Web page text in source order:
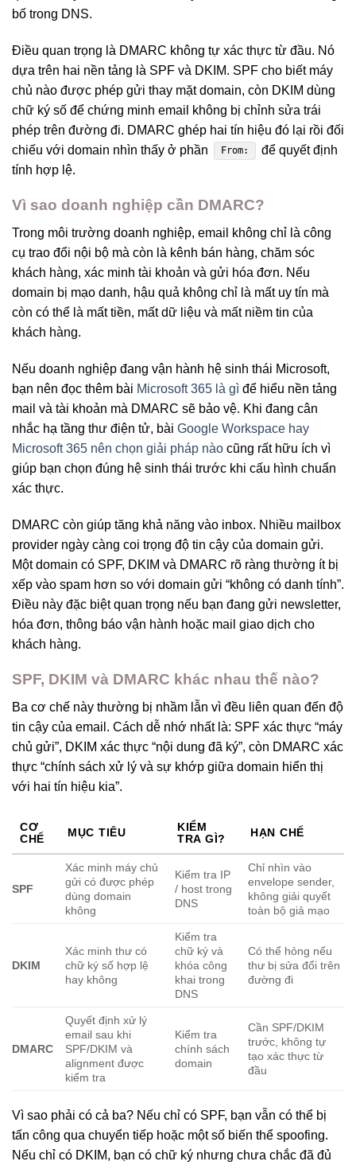
bố trong DNS.
Điều quan trọng là DMARC không tự xác thực từ đầu. Nó
dựa trên hai nền tảng là SPF và DKIM. SPF cho biết máy
chủ nào được phép gửi thay mặt domain, còn DKIM dùng
chữ ký số để chứng minh email không bị chỉnh sửa trái
phép trên đường đi. DMARC ghép hai tín hiệu đó lại rồi đối
chiếu với domain nhìn thấy ở phần
From:
để quyết định
tính hợp lệ.
Vì sao doanh nghiệp cần DMARC?
Trong môi trường doanh nghiệp, email không chỉ là công
cụ trao đổi nội bộ mà còn là kênh bán hàng, chăm sóc
khách hàng, xác minh tài khoản và gửi hóa đơn. Nếu
domain bị mạo danh, hậu quả không chỉ là mất uy tín mà
còn có thể là mất tiền, mất dữ liệu và mất niềm tin của
khách hàng.
Nếu doanh nghiệp đang vận hành hệ sinh thái Microsoft,
bạn nên đọc thêm bài Microsoft 365 là gì để hiểu nền tảng
mail và tài khoản mà DMARC sẽ bảo vệ. Khi đang cân
nhắc hạ tầng thư điện tử, bài Google Workspace hay
Microsoft 365 nên chọn giải pháp nào cũng rất hữu ích vì
giúp bạn chọn đúng hệ sinh thái trước khi cấu hình chuẩn
xác thực.
DMARC còn giúp tăng khả năng vào inbox. Nhiều mailbox
provider ngày càng coi trọng độ tin cậy của domain gửi.
Một domain có SPF, DKIM và DMARC rõ ràng thường ít bị
xếp vào spam hơn so với domain gửi “không có danh tính”.
Điều này đặc biệt quan trọng nếu bạn đang gửi newsletter,
hóa đơn, thông báo vận hành hoặc mail giao dịch cho
khách hàng.
SPF, DKIM và DMARC khác nhau thế nào?
Ba cơ chế này thường bị nhầm lẫn vì đều liên quan đến độ
tin cậy của email. Cách dễ nhớ nhất là: SPF xác thực “máy
chủ gửi”, DKIM xác thực “nội dung đã ký”, còn DMARC xác
thực “chính sách xử lý và sự khớp giữa domain hiển thị
với hai tín hiệu kia”.
CƠ
CHẾ
MỤC TIÊU
KIỂM
TRA GÌ?
HẠN CHẾ
SPF
Xác minh máy chủ
gửi có được phép
dùng domain
không
Kiểm tra IP
/ host trong
DNS
Chỉ nhìn vào
envelope sender,
không giải quyết
toàn bộ giả mạo
DKIM
Xác minh thư có
chữ ký số hợp lệ
hay không
Kiểm tra
chữ ký và
khóa công
khai trong
DNS
Có thể hỏng nếu
thư bị sửa đổi trên
đường đi
DMARC
Quyết định xử lý
email sau khi
SPF/DKIM và
alignment được
kiểm tra
Kiểm tra
chính sách
domain
Cần SPF/DKIM
trước, không tự
tạo xác thực từ
đầu
Vì sao phải có cả ba? Nếu chỉ có SPF, bạn vẫn có thể bị
tấn công qua chuyển tiếp hoặc một số biến thể spoofing.
Nếu chỉ có DKIM, bạn có chữ ký nhưng chưa chắc đã đủ